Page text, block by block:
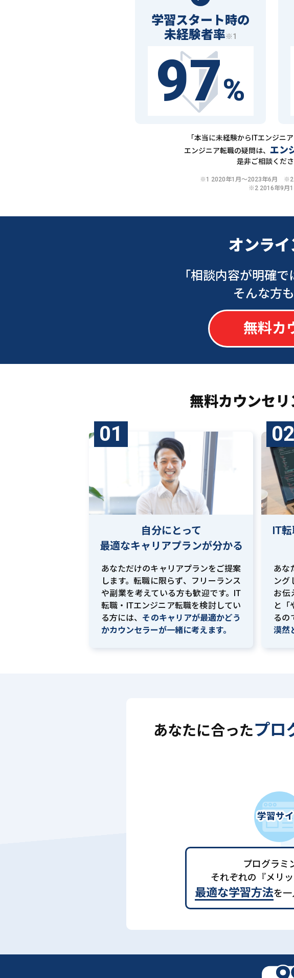
学習スタート時の
未経験者率※1
97%
「本当に未経験からITエンジニ
エンジニア転職の疑問は、 エン
是非ご相談くだ
※1 2020年1月〜2023年6月 ※2
※2 2016年9月1
オンライ
「相談内容が明確で
そんな方
無料カ
無料カウンセリ
01
自分にとって
最適なキャリアプランが分かる
あなただけのキャリアプランをご提案
します。転職に限らず、フリーランス
や副業を考えている方も歓迎です。IT
転職・ITエンジニア転職を検討してい
る方には、 そのキャリアが最適かどう
かカウンセラーが一緒に考えます。
02
IT
あな
ング
お伝
と「
るの
漠然
あなたに合ったプロ
プログラミ
それぞれの『メリ
最適な学習方法を一